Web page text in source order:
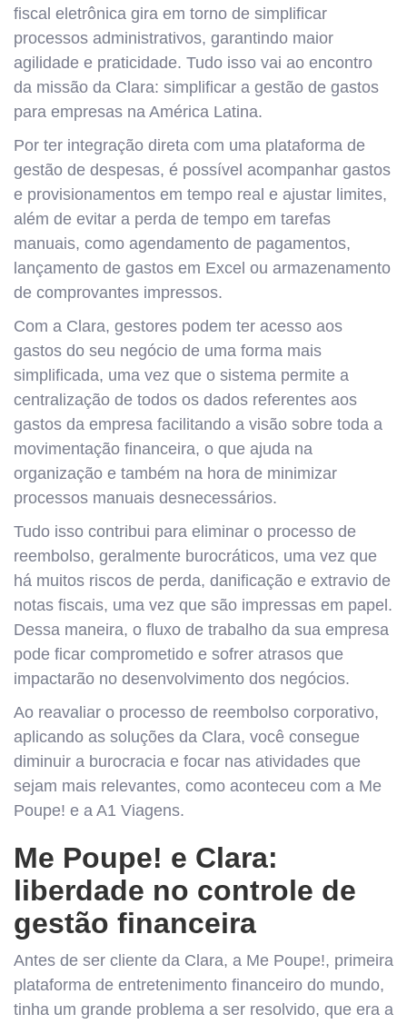
fiscal eletrônica gira em torno de simplificar
processos administrativos, garantindo maior
agilidade e praticidade. Tudo isso vai ao encontro
da missão da Clara: simplificar a gestão de gastos
para empresas na América Latina.
Por ter integração direta com uma plataforma de
gestão de despesas, é possível acompanhar gastos
e provisionamentos em tempo real e ajustar limites,
além de evitar a perda de tempo em tarefas
manuais, como agendamento de pagamentos,
lançamento de gastos em Excel ou armazenamento
de comprovantes impressos.
Com a Clara, gestores podem ter acesso aos
gastos do seu negócio de uma forma mais
simplificada, uma vez que o sistema permite a
centralização de todos os dados referentes aos
gastos da empresa facilitando a visão sobre toda a
movimentação financeira, o que ajuda na
organização e também na hora de minimizar
processos manuais desnecessários.
Tudo isso contribui para eliminar o processo de
reembolso, geralmente burocráticos, uma vez que
há muitos riscos de perda, danificação e extravio de
notas fiscais, uma vez que são impressas em papel.
Dessa maneira, o fluxo de trabalho da sua empresa
pode ficar comprometido e sofrer atrasos que
impactarão no desenvolvimento dos negócios.
Ao reavaliar o processo de reembolso corporativo,
aplicando as soluções da Clara, você consegue
diminuir a burocracia e focar nas atividades que
sejam mais relevantes, como aconteceu com a Me
Poupe! e a A1 Viagens.
Me Poupe! e Clara:
liberdade no controle de
gestão financeira
Antes de ser cliente da Clara, a Me Poupe!, ​​primeira
plataforma de entretenimento financeiro do mundo,
tinha um grande problema a ser resolvido, que era a